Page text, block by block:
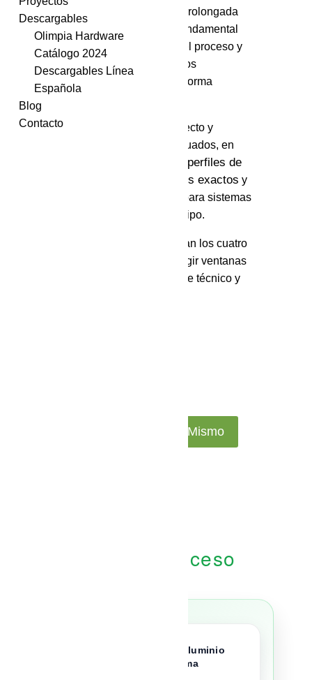
estructural y una vida útil prolongada
del sistema. Por eso, es fundamental
comprender cada etapa del proceso y
asegurarse de que todos los
componentes trabajen de forma
Si estás iniciando un proyecto y
necesitás materiales adecuados, en
perfiles de
cortes exactos y
para sistemas
de ventanas de cualquier tipo.
A continuación se presentan los cuatro
pasos esenciales para elegir ventanas
de aluminio con un enfoque técnico y
Contáctenos Hoy Mismo
Nuestro proceso
Seleccionar perfiles de aluminio
adecuados para el sistema
Descargables
Olimpia Hardware
Catálogo 2024
Descargables Línea
Española
Blog
Contacto